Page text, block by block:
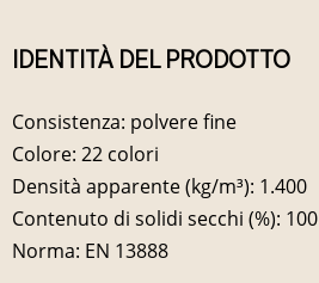
IDENTITÀ DEL PRODOTTO
Consistenza: polvere fine
Colore: 22 colori
Densità apparente (kg/m³): 1.400
Contenuto di solidi secchi (%): 100
Norma: EN 13888